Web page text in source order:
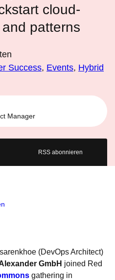
cloud-
patterns
Success, Events, Hybrid
Manager
RSS abonnieren
(DevOps Architect)
GmbH joined Red
gathering in